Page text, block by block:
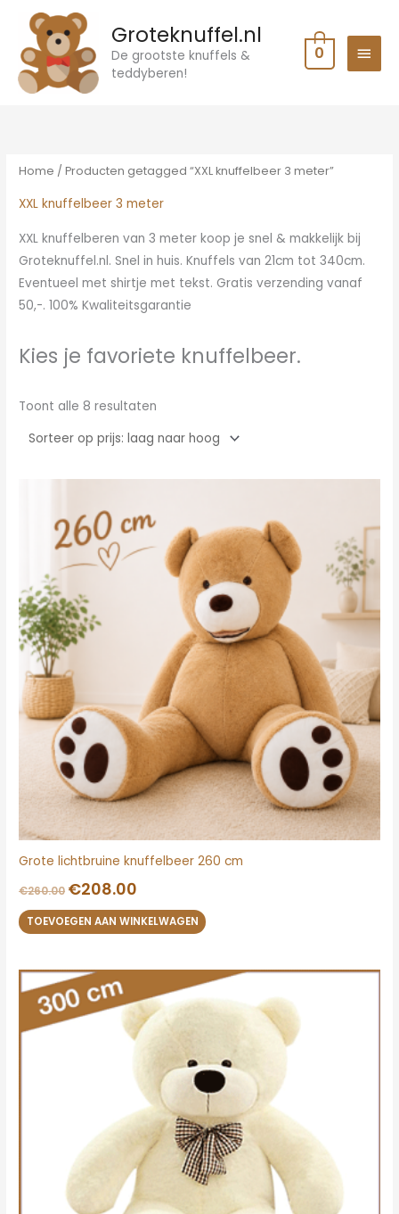
inhoud
Groteknuffel.nl
De grootste knuffels &
teddyberen!
0
Home / Producten getagged “XXL knuffelbeer 3 meter”
XXL knuffelbeer 3 meter
XXL knuffelberen van 3 meter koop je snel & makkelijk bij
Groteknuffel.nl. Snel in huis. Knuffels van 21cm tot 340cm.
Eventueel met shirtje met tekst. Gratis verzending vanaf
50,-. 100% Kwaliteitsgarantie
Kies je favoriete knuffelbeer.
Toont alle 8 resultaten
hoog
Grote lichtbruine knuffelbeer 260 cm
€260.00
was:
€260.00.
€208.00
is:
€208.00.
TOEVOEGEN AAN WINKELWAGEN
Oorspronkelijke
prijs
was:
€265.00.
is:
€218.00.